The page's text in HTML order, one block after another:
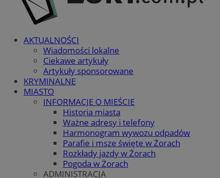
AKTUALNOŚCI
Wiadomości lokalne
Ciekawe artykuły
Artykuły sponsorowane
KRYMINALNE
MIASTO
INFORMACJE O MIEŚCIE
Historia miasta
Ważne adresy i telefony
Harmonogram wywozu odpadów
Parafie i msze święte w Żorach
Rozkłady jazdy w Żorach
Pogoda w Żorach
ADMINISTRACJA